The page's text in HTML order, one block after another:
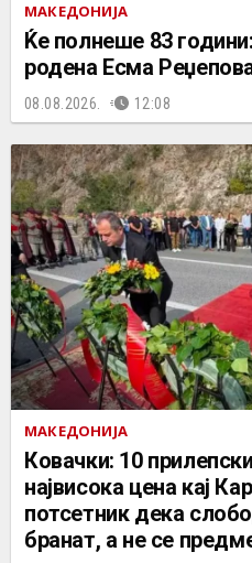
МАКЕДОНИЈА
Ќе полнеше 83
родена Есма
08.08.2026. 12:08
МАКЕДОНИЈА
Ковачки: 10
највисока цена кај
потсетник дека
бранат, а не се